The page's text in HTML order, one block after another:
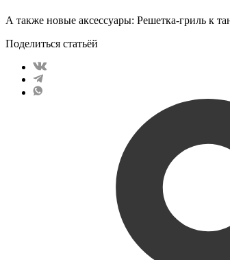
А также новые аксессуары: Решетка-гриль к
Поделиться статьёй